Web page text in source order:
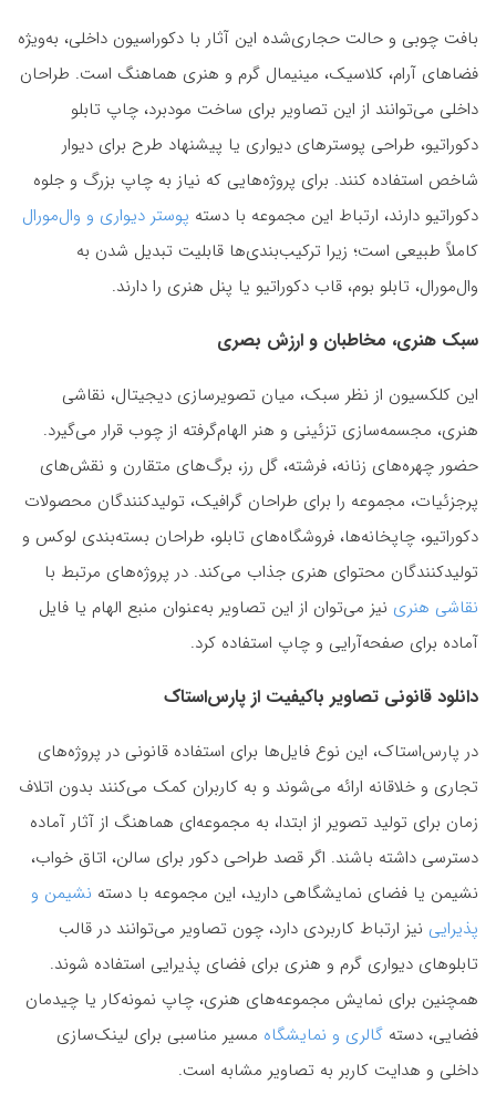
بافت چوبی و حالت حجاری‌شده این آثار با دکوراسیون داخلی، به‌ویژه
فضاهای آرام، کلاسیک، مینیمال گرم و هنری هماهنگ است. طراحان
داخلی می‌توانند از این تصاویر برای ساخت مودبرد، چاپ تابلو
دکوراتیو، طراحی پوسترهای دیواری یا پیشنهاد طرح برای دیوار
شاخص استفاده کنند. برای پروژه‌هایی که نیاز به چاپ بزرگ و جلوه
دکوراتیو دارند، ارتباط این مجموعه با دسته پوستر دیواری و وال‌مورال
کاملاً طبیعی است؛ زیرا ترکیب‌بندی‌ها قابلیت تبدیل شدن به
وال‌مورال، تابلو بوم، قاب دکوراتیو یا پنل هنری را دارند.
سبک هنری، مخاطبان و ارزش بصری
این کلکسیون از نظر سبک، میان تصویرسازی دیجیتال، نقاشی
هنری، مجسمه‌سازی تزئینی و هنر الهام‌گرفته از چوب قرار می‌گیرد.
حضور چهره‌های زنانه، فرشته، گل رز، برگ‌های متقارن و نقش‌های
پرجزئیات، مجموعه را برای طراحان گرافیک، تولیدکنندگان محصولات
دکوراتیو، چاپخانه‌ها، فروشگاه‌های تابلو، طراحان بسته‌بندی لوکس و
تولیدکنندگان محتوای هنری جذاب می‌کند. در پروژه‌های مرتبط با
نقاشی هنری نیز می‌توان از این تصاویر به‌عنوان منبع الهام یا فایل
آماده برای صفحه‌آرایی و چاپ استفاده کرد.
دانلود قانونی تصاویر باکیفیت از پارس‌استاک
در پارس‌استاک، این نوع فایل‌ها برای استفاده قانونی در پروژه‌های
تجاری و خلاقانه ارائه می‌شوند و به کاربران کمک می‌کنند بدون اتلاف
زمان برای تولید تصویر از ابتدا، به مجموعه‌ای هماهنگ از آثار آماده
دسترسی داشته باشند. اگر قصد طراحی دکور برای سالن، اتاق خواب،
نشیمن یا فضای نمایشگاهی دارید، این مجموعه با دسته نشیمن و
پذیرایی نیز ارتباط کاربردی دارد، چون تصاویر می‌توانند در قالب
تابلوهای دیواری گرم و هنری برای فضای پذیرایی استفاده شوند.
همچنین برای نمایش مجموعه‌های هنری، چاپ نمونه‌کار یا چیدمان
فضایی، دسته گالری و نمایشگاه مسیر مناسبی برای لینک‌سازی
داخلی و هدایت کاربر به تصاویر مشابه است.